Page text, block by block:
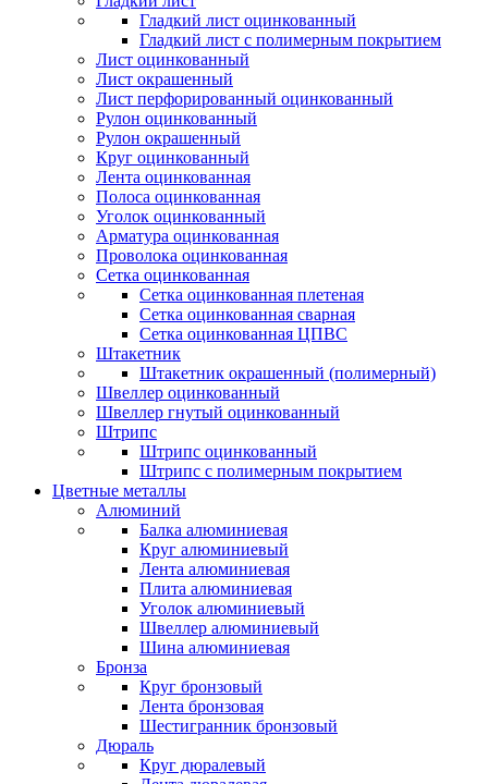
Гладкий лист оцинкованный
Гладкий лист с полимерным покрытием
Лист оцинкованный
Лист окрашенный
Лист перфорированный оцинкованный
Рулон оцинкованный
Рулон окрашенный
Круг оцинкованный
Лента оцинкованная
Полоса оцинкованная
Уголок оцинкованный
Арматура оцинкованная
Проволока оцинкованная
Сетка оцинкованная
Сетка оцинкованная плетеная
Сетка оцинкованная сварная
Сетка оцинкованная ЦПВС
Штакетник
Штакетник окрашенный (полимерный)
Швеллер оцинкованный
Швеллер гнутый оцинкованный
Штрипс
Штрипс оцинкованный
Штрипс с полимерным покрытием
Цветные металлы
Алюминий
Балка алюминиевая
Круг алюминиевый
Лента алюминиевая
Плита алюминиевая
Уголок алюминиевый
Швеллер алюминиевый
Шина алюминиевая
Бронза
Круг бронзовый
Лента бронзовая
Шестигранник бронзовый
Дюраль
Круг дюралевый